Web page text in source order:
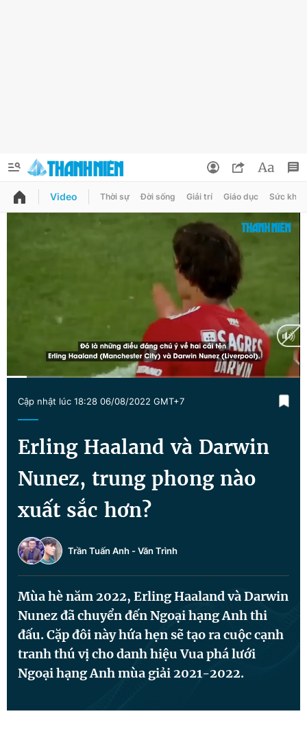
QUẢNG CÁO
Chuyên mục khác
Chào ngày mới Tin 24h
Tin thị trường Tin 360
Video Magazine
Sản phẩm khác
Tiện ích
Thông tin tòa soạn Liên hệ quảng cáo
Đọc Thanh Niên trên điện thoại
Đăng xuất
Video Thời sự Đời sống Giải trí Giáo dục Sức khỏe
Time
Cập nhật lúc 18:28 06/08/2022 GMT+7
Erling Haaland và Darwin
Nunez, trung phong nào
xuất sắc hơn?
Trần Tuấn Anh -Văn Trình
Mùa hè năm 2022, Erling Haaland và Darwin
Nunez đã chuyển đến Ngoại hạng Anh thi
đấu. Cặp đôi này hứa hẹn sẽ tạo ra cuộc cạnh
tranh thú vị cho danh hiệu Vua phá lưới
Ngoại hạng Anh mùa giải 2021-2022.